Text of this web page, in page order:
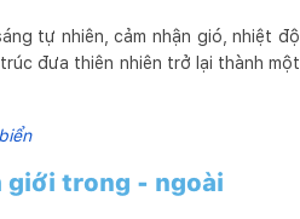
tự nhiên, cảm nhận gió, nhiệt độ
đưa thiên nhiên trở lại thành một
giới trong - ngoài